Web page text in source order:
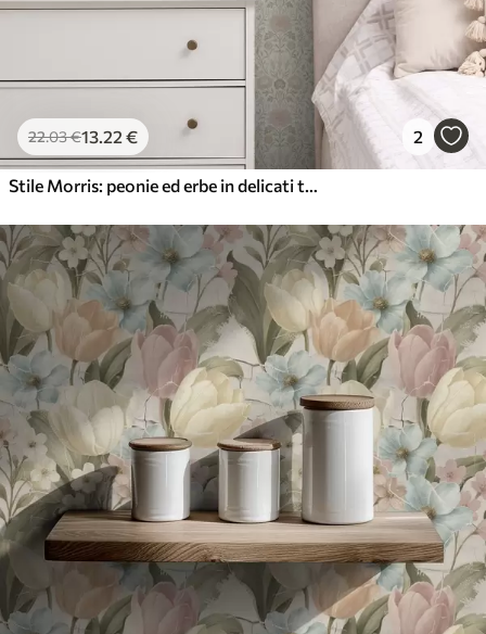
22.03€13.22 € 2
Stile Morris: peonie ed erbe in delicati toni di beige e verde